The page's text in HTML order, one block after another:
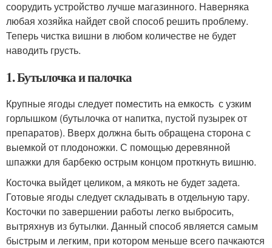
соорудить устройство лучше магазинного. Наверняка
любая хозяйка найдет свой способ решить проблему.
Теперь чистка вишни в любом количестве не будет
наводить грусть.
1. Бутылочка и палочка
Крупные ягоды следует поместить на емкость с узким
горлышком (бутылочка от напитка, пустой пузырек от
препаратов). Вверх должна быть обращена сторона с
выемкой от плодоножки. С помощью деревянной
шпажки для барбекю острым концом проткнуть вишню.
Косточка выйдет целиком, а мякоть не будет задета.
Готовые ягоды следует складывать в отдельную тару.
Косточки по завершении работы легко выбросить,
вытряхнув из бутылки. Данный способ является самым
быстрым и легким, при котором меньше всего пачкаются